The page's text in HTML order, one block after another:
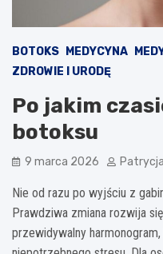
BOTOKS MEDYCYNA
ZDROWIE I URODĘ
Po jakim
botoksu
9 marca 2026
Nie od razu po wyjściu z
Prawdziwa zmiana rozwija
przewidywalny